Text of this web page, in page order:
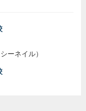
ーネイル）